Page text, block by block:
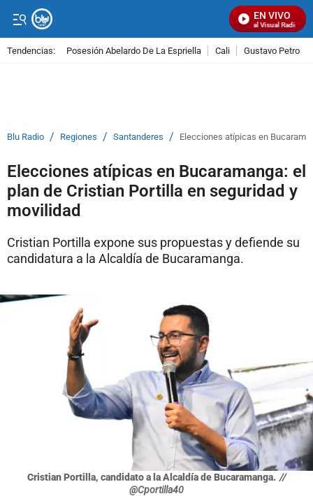
EN VIVO
Señal Visual Radio
Tendencias: Posesión Abelardo De La Espriella Cali Gustavo Petro
Blu Radio / Regiones / Santanderes / Elecciones atípicas en
Elecciones atípicas en Bucaramanga: el
plan de Cristian Portilla en seguridad y
movilidad
Cristian Portilla expone sus propuestas y defiende su
candidatura a la Alcaldía de Bucaramanga.
Cristian Portilla, candidato a la Alcaldía de Bucaramanga. //
@Cportilla40